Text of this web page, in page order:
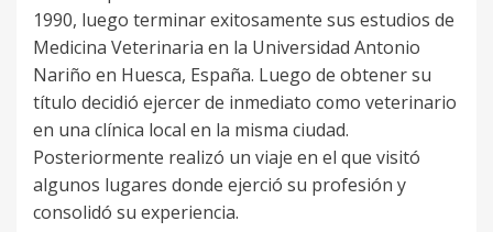
1990, luego terminar exitosamente sus estudios de
Medicina Veterinaria en la Universidad Antonio
Nariño en Huesca, España. Luego de obtener su
título decidió ejercer de inmediato como veterinario
en una clínica local en la misma ciudad.
Posteriormente realizó un viaje en el que visitó
algunos lugares donde ejerció su profesión y
consolidó su experiencia.